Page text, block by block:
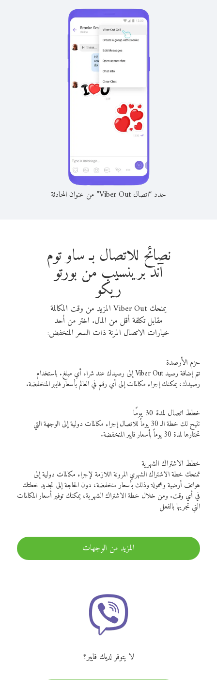
حدد “اتصال Viber Out” من عنوان المحادثة
نصائح للاتصال بـ ساو توم
آند برينسيب من بورتو
ريكو
يمنحك Viber Out المزيد من وقت المكالمة
مقابل تكلفة أقل من المال. اختر من أحد
خيارات الاتصال المرنة ذات السعر المنخفض:
حزم الأرصدة
تتم إضافة رصيد Viber Out إلى رصيدك عند شراء أي مبلغ. باستخدام
رصيدك، يمكنك إجراء مكالمات إلى أي رقم في العالم بأسعار فايبر المنخفضة.
خطط اتصال لمدة 30 يومًا
تتيح لك خطة الـ 30 يوماً للاتصال إجراء مكالمات دولية إلى الوجهة التي
تختارها لمدة 30 يوماً بأسعار فايبر المنخفضة.
خطط الاشتراك الشهرية
تمنحك خطة الاشتراك الشهري المرونة اللازمة لإجراء مكالمات دولية إلى
هواتف أرضية ومحمولة وذلك بأسعار منخفضة، دون الحاجة إلى تجديد خطتك
في أي وقت. ومن خلال خطة الاشتراك الشهرية، يمكنك توفير أسعار المكالمات
التي تجريها بالفعل
المزيد من الوجهات
لا يتوفر لديك فايبر؟